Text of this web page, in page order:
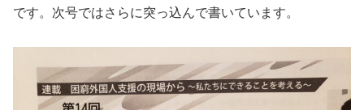
です。次号ではさらに突っ込んで書いています。